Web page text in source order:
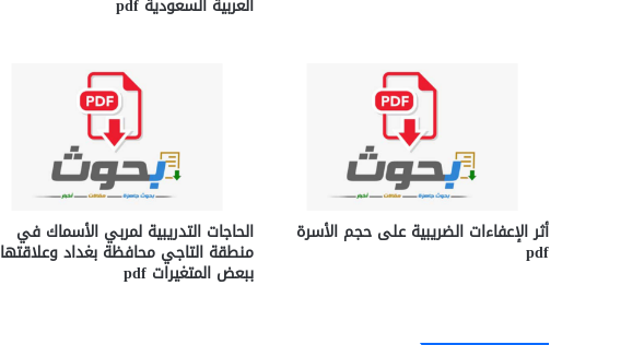
أثر الإعفاءات الضريبية على حجم الأسرة
pdf
الحاجات التدريبية لمربي الأسماك في
منطقة التاجي محافظة بغداد وعلاقتها
ببعض المتغيرات pdf